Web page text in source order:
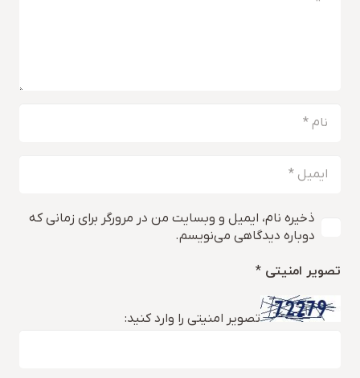
ذخیره نام، ایمیل و وبسایت من در مرورگر برای زمانی که
دوباره دیدگاهی می‌نویسم.
تصویر امنیتی *
تصویر امنیتی را وارد کنید: